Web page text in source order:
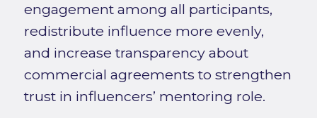
engagement among all participants,
redistribute influence more evenly,
and increase transparency about
commercial agreements to strengthen
trust in influencers’ mentoring role.